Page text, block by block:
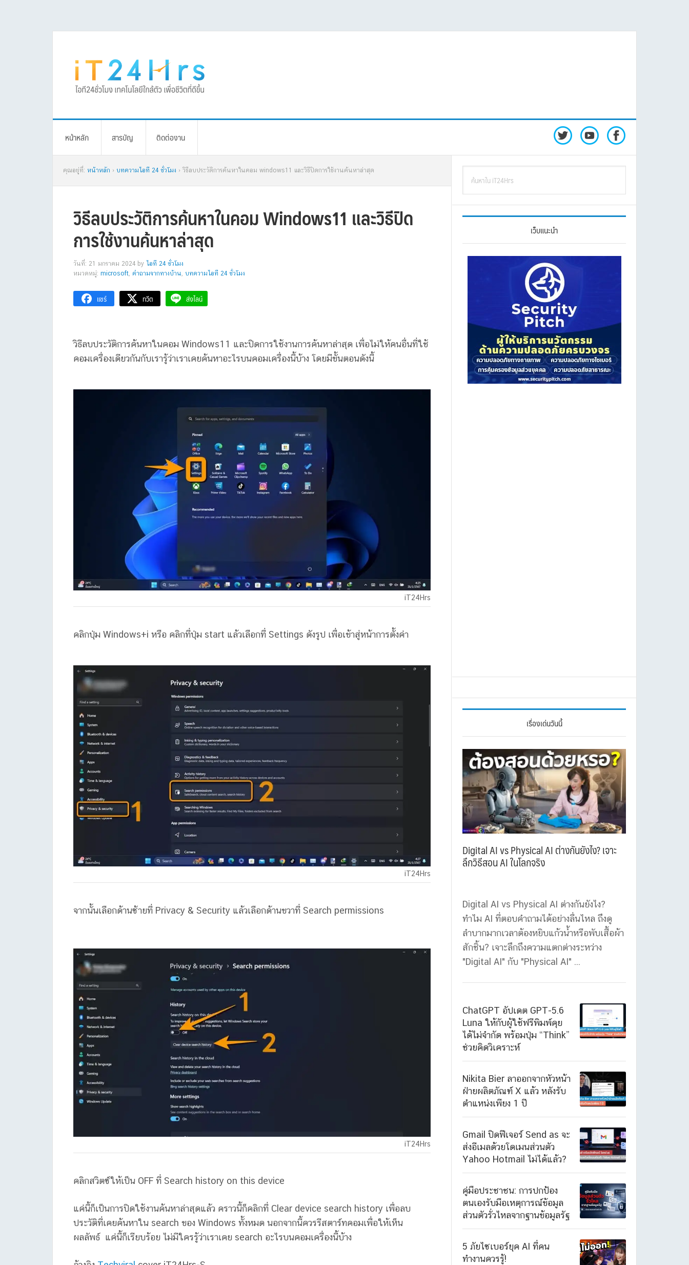
หน้าหลัก สารบัญ ติดต่องาน
คุณอยู่ที่: หน้าหลัก › บทความไอที 24 ชั่วโมง › วิธีลบประวัติการค้นหาในคอม windows11 และวิธีปิดการใช้งานค้นหาล่าสุด
วิธีลบประวัติการค้นหาในคอม Windows11 และวิธีปิด
การใช้งานค้นหาล่าสุด
วันที่: 21 มกราคม 2024 by ไอที 24 ชั่วโมง
หมวดหมู่: microsoft, คำถามจากทางบ้าน, บทความไอที 24 ชั่วโมง
แชร์ ทวีต ส่งไลน์
วิธีลบประวัติการค้นหาในคอม Windows11 และปิดการใช้งานการค้นหาล่าสุด เพื่อไม่ให้คนอื่นที่ใช้
คอมเครื่องเดียวกันกับเรารู้ว่าเราเคยค้นหาอะไรบนคอมเครื่องนี้บ้าง โดยมีขั้นตอนดังนี้
iT24Hrs
คลิกปุ่ม Windows+i หรือ คลิกที่ปุ่ม start แล้วเลือกที่ Settings ดังรูป เพื่อเข้าสู่หน้าการตั้งค่า
iT24Hrs
จากนั้นเลือกด้านซ้ายที่ Privacy & Security แล้วเลือกด้านขวาที่ Search permissions
iT24Hrs
คลิกสวิตซ์ให้เป็น OFF ที่ Search history on this device
แค่นี้ก็เป็นการปิดใช้งานค้นหาล่าสุดแล้ว คราวนี้ก็คลิกที่ Clear device search history เพื่อลบ
ประวัติที่เคยค้นหาใน search ของ Windows ทั้งหมด นอกจากนี้ควรรีสตาร์ทคอมเพื่อให้เห็น
ผลลัพธ์ แค่นี้ก็เรียบร้อย ไม่มีใครรู้ว่าเราเคย search อะไรบนคอมเครื่องนี้บ้าง
Primary
Sidebar
iT24Hrs
เว็บแนะนำ
เรื่องเด่นวันนี้
Digital AI vs Physical AI ต่างกันยังไง? เจาะ
ลึกวิธีสอน AI ในโลกจริง
Digital AI vs Physical AI ต่างกันยังไง?
ทำไม AI ที่ตอบคำถามได้อย่างลื่นไหล ถึงดู
ลำบากมากเวลาต้องหยิบแก้วน้ำหรือพับเสื้อผ้า
สักชิ้น? เจาะลึกถึงความแตกต่างระหว่าง
"Digital AI" กับ "Physical AI" ...
ChatGPT อัปเดต GPT-5.6
Luna ให้กับผู้ใช้ฟรีพิมพ์คุย
ได้ไม่จำกัด พร้อมปุ่ม “Think”
ช่วยคิดวิเคราะห์
Nikita Bier ลาออกจากหัวหน้า
ฝ่ายผลิตภัณฑ์ X แล้ว หลังรับ
ตำแหน่งเพียง 1 ปี
Gmail ปิดฟีเจอร์ Send as จะ
ส่งอีเมลด้วยโดเมนส่วนตัว
Yahoo Hotmail ไม่ได้แล้ว?
คู่มือประชาชน: การปกป้อง
ตนเองรับมือเหตุการณ์ข้อมูล
ส่วนตัวรั่วไหลจากฐานข้อมูลรัฐ
5 ภัยไซเบอร์ยุค AI ที่คน
ทำงานควรรู้!